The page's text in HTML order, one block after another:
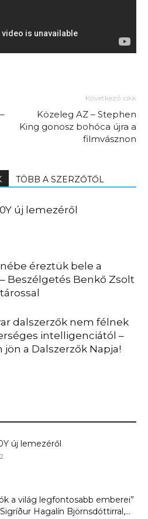
Következő cikk
Közeleg AZ – Stephen
King gonosz bohóca újra a
filmvásznon
TÖBB A SZERZŐTŐL
új lemezéről
éreztük bele a
Beszélgetés Benkő Zsolt
dalszerzők nem félnek
intelligenciától –
jön a Dalszerzők Napja!
új lemezéről
a világ legfontosabb emberei”
Hagalín Björnsdóttirral,...